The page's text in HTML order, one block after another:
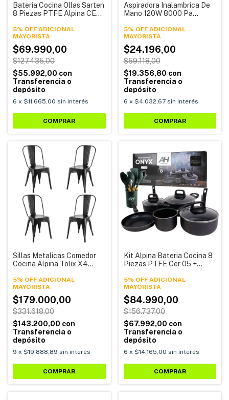
Bateria Cocina Ollas Sarten
8 Piezas PTFE Alpina CER-
5% OFF ADICIONAL
$69.990,00
$127.435,00
$55.992,00 con
Transferencia o
depósito
6 x $11.665,00 sin interés
Aspiradora Inalambrica De
Mano 120W 8000 Pa
Alpina
5% OFF ADICIONAL
$24.196,00
$59.118,00
$19.356,80 con
Transferencia o
depósito
6 x $4.032,67 sin interés
COMPRAR
Sillas Metalicas Comedor
Cocina Alpina Tolix X4
5% OFF ADICIONAL
$179.000,00
$331.618,00
$143.200,00 con
Transferencia o
depósito
9 x $19.888,89 sin interés
COMPRAR
Kit Alpina Bateria Cocina 8
Piezas PTFE Cer 05 +
5% OFF ADICIONAL
$84.990,00
$156.737,00
$67.992,00 con
Transferencia o
depósito
6 x $14.165,00 sin interés